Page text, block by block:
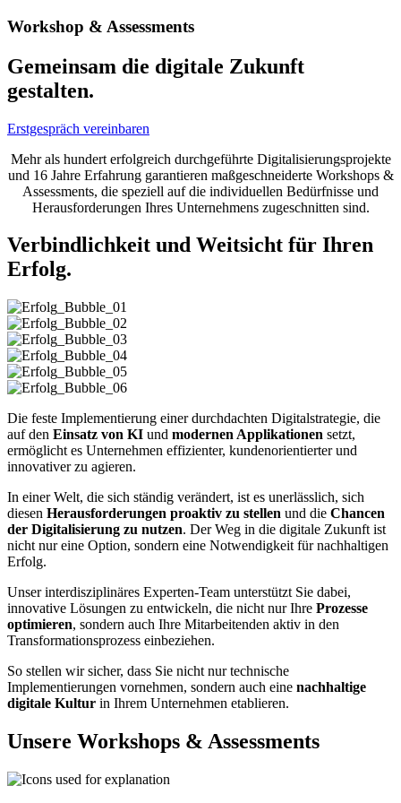
Workshop & Assessments
Gemeinsam die digitale Zukunft
gestalten.
Erstgespräch vereinbaren
Mehr als hundert erfolgreich durchgeführte Digitalisierungsprojekte
und 16 Jahre Erfahrung garantieren maßgeschneiderte Workshops &
Assessments, die speziell auf die individuellen Bedürfnisse und
Herausforderungen Ihres Unternehmens zugeschnitten sind.
Verbindlichkeit und Weitsicht für Ihren
Erfolg.
Die feste Implementierung einer durchdachten Digitalstrategie, die
auf den Einsatz von KI und modernen Applikationen setzt,
ermöglicht es Unternehmen effizienter, kundenorientierter und
innovativer zu agieren.
In einer Welt, die sich ständig verändert, ist es unerlässlich, sich
diesen Herausforderungen proaktiv zu stellen und die Chancen
der Digitalisierung zu nutzen. Der Weg in die digitale Zukunft ist
nicht nur eine Option, sondern eine Notwendigkeit für nachhaltigen
Erfolg.
Unser interdisziplinäres Experten-Team unterstützt Sie dabei,
innovative Lösungen zu entwickeln, die nicht nur Ihre Prozesse
optimieren, sondern auch Ihre Mitarbeitenden aktiv in den
Transformationsprozess einbeziehen.
So stellen wir sicher, dass Sie nicht nur technische
Implementierungen vornehmen, sondern auch eine nachhaltige
digitale Kultur in Ihrem Unternehmen etablieren.
Unsere Workshops & Assessments